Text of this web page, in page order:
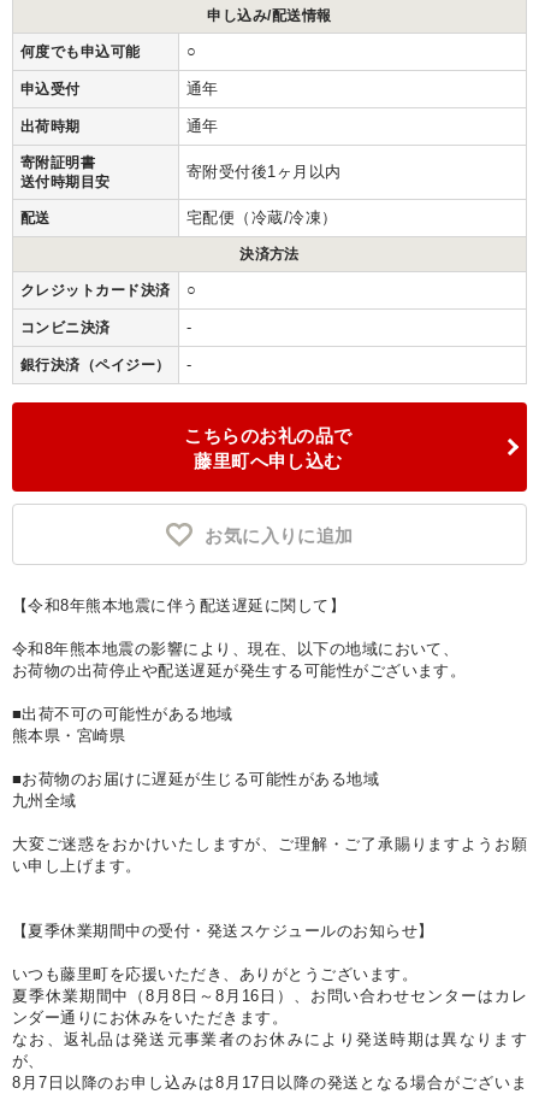
申し込み/配送情報
何度でも申込可能 ○
申込受付 通年
出荷時期 通年
寄附証明書
送付時期目安
寄附受付後1ヶ月以内
配送 宅配便（冷蔵/冷凍）
決済方法
クレジットカード決済 ○
コンビニ決済 -
銀行決済（ペイジー） -
こちらのお礼の品で
藤里町へ申し込む
お気に入りに追加
【令和8年熊本地震に伴う配送遅延に関して】
令和8年熊本地震の影響により、現在、以下の地域において、
お荷物の出荷停止や配送遅延が発生する可能性がございます。
■出荷不可の可能性がある地域
熊本県・宮崎県
■お荷物のお届けに遅延が生じる可能性がある地域
九州全域
大変ご迷惑をおかけいたしますが、ご理解・ご了承賜りますようお願
い申し上げます。
【夏季休業期間中の受付・発送スケジュールのお知らせ】
いつも藤里町を応援いただき、ありがとうございます。
夏季休業期間中（8月8日～8月16日）、お問い合わせセンターはカレ
ンダー通りにお休みをいただきます。
なお、返礼品は発送元事業者のお休みにより発送時期は異なります
が、
8月7日以降のお申し込みは8月17日以降の発送となる場合がございま